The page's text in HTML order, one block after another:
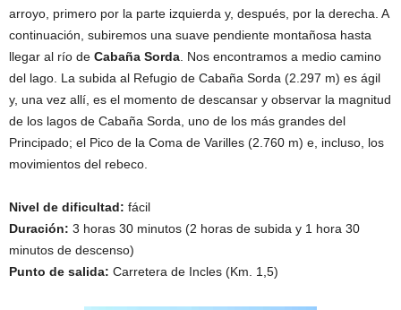
arroyo, primero por la parte izquierda y, después, por la derecha. A
continuación, subiremos una suave pendiente montañosa hasta
llegar al río de Cabaña Sorda . Nos encontramos a medio camino
del lago. La subida al Refugio de Cabaña Sorda (2.297 m) es ágil
y, una vez allí, es el momento de descansar y observar la magnitud
de los lagos de Cabaña Sorda, uno de los más grandes del
Principado; el Pico de la Coma de Varilles (2.760 m) e, incluso, los
movimientos del rebeco.
Nivel de dificultad: fácil
Duración: 3 horas 30 minutos (2 horas de subida y 1 hora 30
minutos de descenso)
Punto de salida: Carretera de Incles (Km. 1,5)